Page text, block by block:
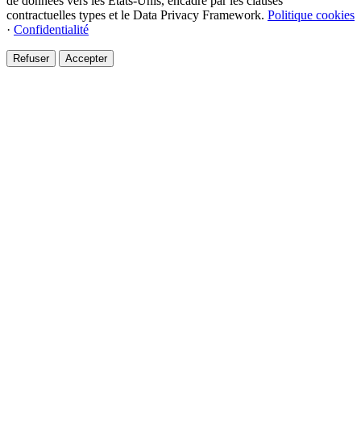
contractuelles types et le Data Privacy Framework. Politique cookies
· Confidentialité
Refuser Accepter